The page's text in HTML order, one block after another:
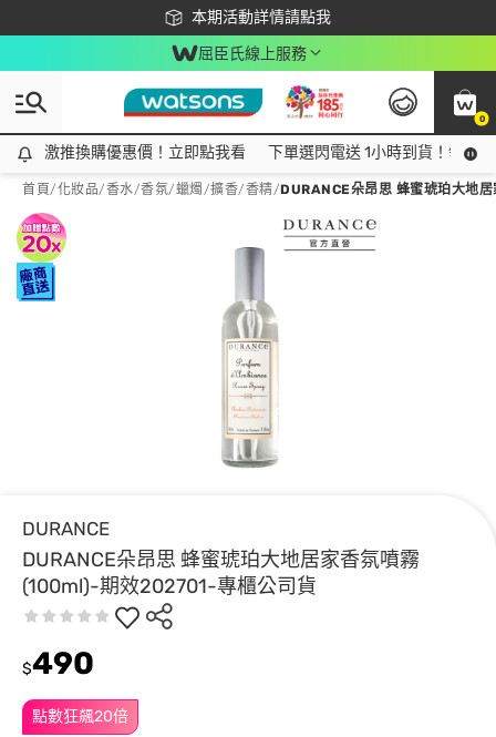
本期活動詳情請點我
下載app最高回饋$350
屈臣氏線上服務
0
激推換購優惠價！立即點我看
激推換購優惠價！立即點我看 下單選閃電送 1小時到貨！領神
首頁/化妝品/香水/香氛/蠟燭/擴香/香精/DURANCE朵昂思 蜂蜜琥珀大地
DURANCE
DURANCE朵昂思 蜂蜜琥珀大地居家香氛噴霧
(100ml)-期效202701-專櫃公司貨
點數狂飆20倍
$490